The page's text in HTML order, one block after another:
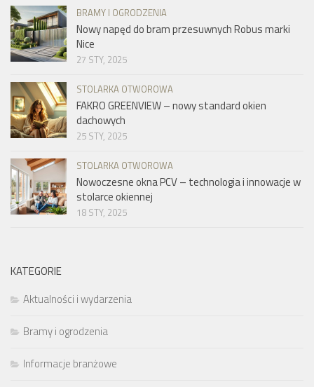
BRAMY I OGRODZENIA
Nowy napęd do bram przesuwnych Robus marki
Nice
27 STY, 2025
STOLARKA OTWOROWA
FAKRO GREENVIEW – nowy standard okien
dachowych
25 STY, 2025
STOLARKA OTWOROWA
Nowoczesne okna PCV – technologia i innowacje w
stolarce okiennej
18 STY, 2025
KATEGORIE
Aktualności i wydarzenia
Bramy i ogrodzenia
Informacje branżowe